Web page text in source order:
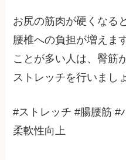
お尻の筋肉が硬くなる
腰椎への負担が増えま
ことが多い人は、臀筋
ストレッチを行いまし
#ストレッチ #腸腰筋 #
柔軟性向上